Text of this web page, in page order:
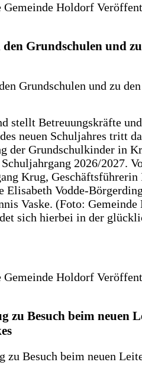
Gemeinde Holdorf
Grundschulen und
stellt Betreuungskräfte
neuen Schuljahres tritt
der Grundschulkinder in
2026/2027.
Krug, Geschäftsführerin
Elisabeth Vodde-
Vaske. (Foto:
sich hierbei in der
Gemeinde Holdorf
zu Besuch beim neuen